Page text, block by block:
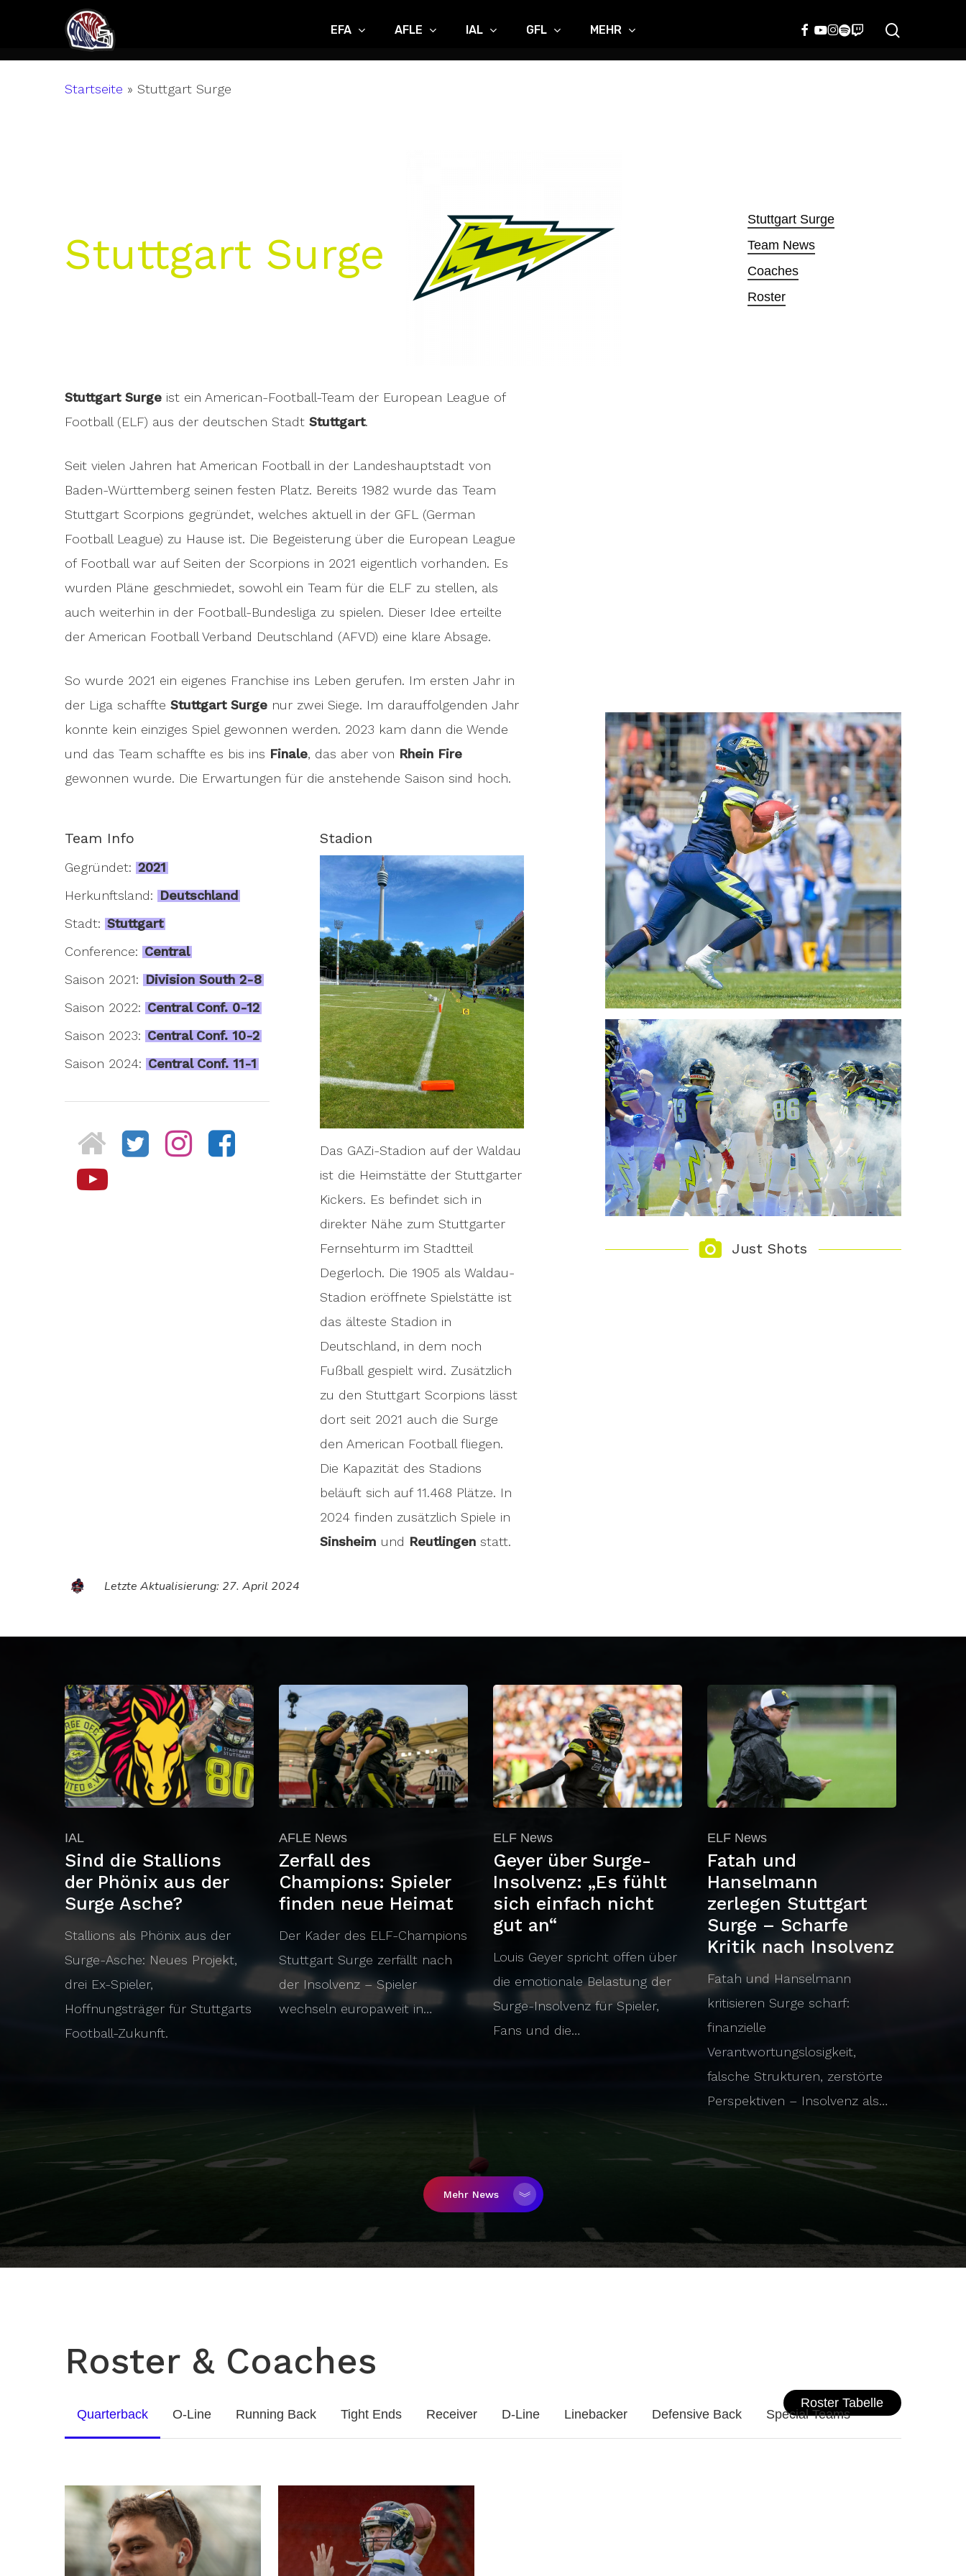
main
EFA AFLE IAL GFL MEHR FACEBOOK
YOUTUBE
INSTAGRAM
SPOTIFY
TWITCH
Startseite » Stuttgart Surge
Stuttgart Surge
Stuttgart Surge
Team News
Coaches
Roster
Stuttgart Surge ist ein American-Football-Team der European League of
Football (ELF) aus der deutschen Stadt Stuttgart.
Seit vielen Jahren hat American Football in der Landeshauptstadt von
Baden-Württemberg seinen festen Platz. Bereits 1982 wurde das Team
Stuttgart Scorpions gegründet, welches aktuell in der GFL (German
Football League) zu Hause ist. Die Begeisterung über die European League
of Football war auf Seiten der Scorpions in 2021 eigentlich vorhanden. Es
wurden Pläne geschmiedet, sowohl ein Team für die ELF zu stellen, als
auch weiterhin in der Football-Bundesliga zu spielen. Dieser Idee erteilte
der American Football Verband Deutschland (AFVD) eine klare Absage.
So wurde 2021 ein eigenes Franchise ins Leben gerufen. Im ersten Jahr in
der Liga schaffte Stuttgart Surge nur zwei Siege. Im darauffolgenden Jahr
konnte kein einziges Spiel gewonnen werden. 2023 kam dann die Wende
und das Team schaffte es bis ins Finale, das aber von Rhein Fire
gewonnen wurde. Die Erwartungen für die anstehende Saison sind hoch.
Team Info
Gegründet: 2021
Herkunftsland: Deutschland
Stadt: Stuttgart
Conference: Central
Saison 2021: Division South 2-8
Saison 2022: Central Conf. 0-12
Saison 2023: Central Conf. 10-2
Saison 2024: Central Conf. 11-1
Stadion
Das GAZi-Stadion auf der Waldau
ist die Heimstätte der Stuttgarter
Kickers. Es befindet sich in
direkter Nähe zum Stuttgarter
Fernsehturm im Stadtteil
Degerloch. Die 1905 als Waldau-
Stadion eröffnete Spielstätte ist
das älteste Stadion in
Deutschland, in dem noch
Fußball gespielt wird. Zusätzlich
zu den Stuttgart Scorpions lässt
dort seit 2021 auch die Surge
den American Football fliegen.
Die Kapazität des Stadions
beläuft sich auf 11.468 Plätze. In
2024 finden zusätzlich Spiele in
Sinsheim und Reutlingenstatt.
Letzte Aktualisierung: 27. April 2024
Just Shots
IAL
Sind die Stallions
der Phönix aus der
Surge Asche?
Stallions als Phönix aus der
Surge-Asche: Neues Projekt,
drei Ex-Spieler,
Hoffnungsträger für Stuttgarts
Football-Zukunft.
AFLE News
Zerfall des
Champions: Spieler
finden neue Heimat
Der Kader des ELF-Champions
Stuttgart Surge zerfällt nach
der Insolvenz – Spieler
wechseln europaweit in…
ELF News
Geyer über Surge-
Insolvenz: „Es fühlt
sich einfach nicht
gut an“
Louis Geyer spricht offen über
die emotionale Belastung der
Surge-Insolvenz für Spieler,
Fans und die…
ELF News
Fatah und
Hanselmann
zerlegen Stuttgart
Surge – Scharfe
Kritik nach Insolvenz
Fatah und Hanselmann
kritisieren Surge scharf:
finanzielle
Verantwortungslosigkeit,
falsche Strukturen, zerstörte
Perspektiven – Insolvenz als…
Mehr News
Roster & Coaches
Quarterback O-Line Running Back Tight Ends Receiver D-Line Linebacker Defensive Back Special Teams
Roster Tabelle